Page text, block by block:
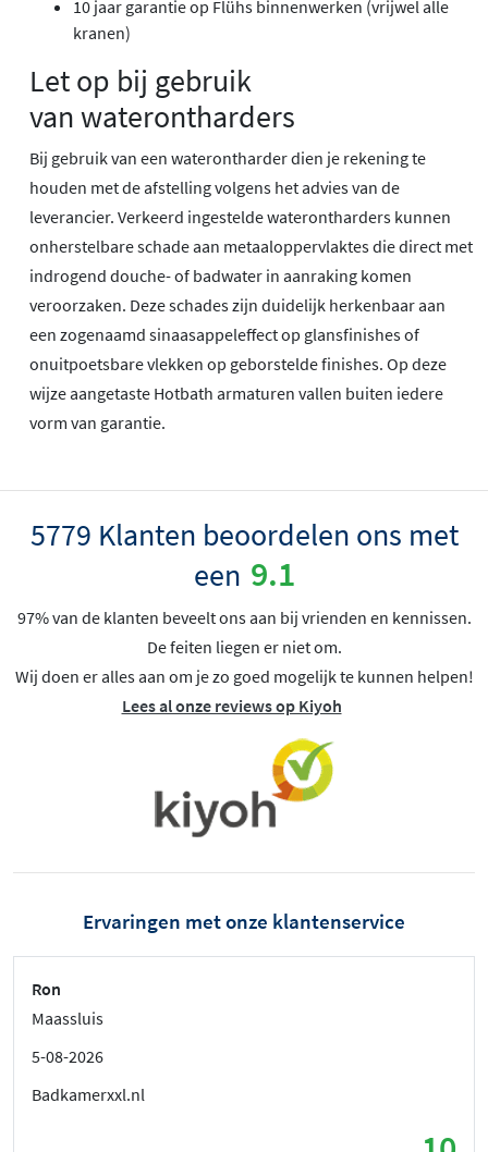
10 jaar garantie op Flühs binnenwerken (vrijwel alle
kranen)
Let op bij gebruik
van waterontharders
Bij gebruik van een waterontharder dien je rekening te
houden met de afstelling volgens het advies van de
leverancier. Verkeerd ingestelde waterontharders kunnen
onherstelbare schade aan metaaloppervlaktes die direct met
indrogend douche- of badwater in aanraking komen
veroorzaken. Deze schades zijn duidelijk herkenbaar aan
een zogenaamd sinaasappeleffect op glansfinishes of
onuitpoetsbare vlekken op geborstelde finishes. Op deze
wijze aangetaste Hotbath armaturen vallen buiten iedere
vorm van garantie.
5779 Klanten beoordelen ons met
een 9.1
97% van de klanten beveelt ons aan bij vrienden en kennissen.
De feiten liegen er niet om.
Wij doen er alles aan om je zo goed mogelijk te kunnen helpen!
Lees al onze reviews op Kiyoh
Ervaringen met onze klantenservice
Ron
Maassluis
5-08-2026
Badkamerxxl.nl